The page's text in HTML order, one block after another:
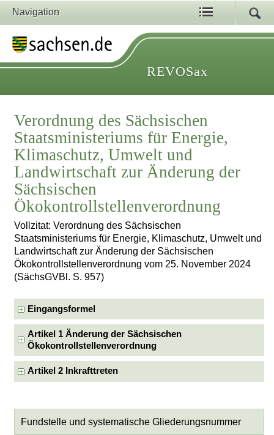
Navigation
REVOSax
Verordnung des Sächsischen
Staatsministeriums für Energie,
Klimaschutz, Umwelt und
Landwirtschaft zur Änderung der
Sächsischen
Ökokontrollstellenverordnung
Vollzitat: Verordnung des Sächsischen
Staatsministeriums für Energie, Klimaschutz, Umwelt und
Landwirtschaft zur Änderung der Sächsischen
Ökokontrollstellenverordnung vom 25. November 2024
(SächsGVBl. S. 957)
Eingangsformel
Artikel 1 Änderung der Sächsischen
Ökokontrollstellenverordnung
Artikel 2 Inkrafttreten
Fundstelle und systematische Gliederungsnummer